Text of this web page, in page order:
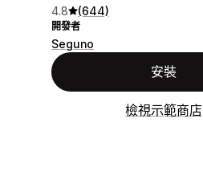
4.8 (644)
開發者
Seguno
安裝
檢視示範商店